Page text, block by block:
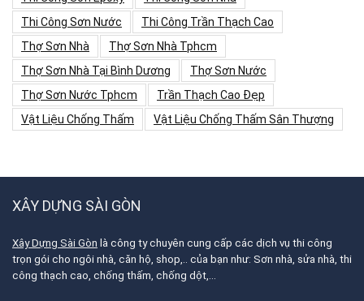
Thi Công Sơn Nước
Thi Công Trần Thạch Cao
Thợ Sơn Nhà
Thợ Sơn Nhà Tphcm
Thợ Sơn Nhà Tại Bình Dương
Thợ Sơn Nước
Thợ Sơn Nước Tphcm
Trần Thạch Cao Đẹp
Vật Liệu Chống Thấm
Vật Liệu Chống Thấm Sân Thượng
XÂY DỰNG SÀI GÒN
Xây Dựng Sài Gòn là công ty chuyên cung cấp các dịch vụ thi công
trọn gói cho ngôi nhà, căn hộ, shop,.. của bạn như: Sơn nhà, sửa nhà, thi
công thạch cao, chống thấm, chống dột,…